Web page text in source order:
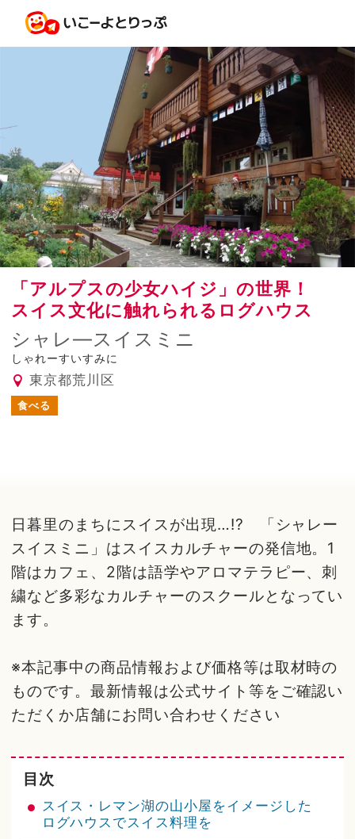
「アルプスの少女ハイジ」の世界！
スイス文化に触れられるログハウス
シャレ―スイスミニ
しゃれーすいすみに
東京都荒川区
食べる
日暮里のまちにスイスが出現…!? 「シャレー
スイスミニ」はスイスカルチャーの発信地。1
階はカフェ、2階は語学やアロマテラピー、刺
繍など多彩なカルチャーのスクールとなってい
ます。
※本記事中の商品情報および価格等は取材時の
ものです。最新情報は公式サイト等をご確認い
ただくか店舗にお問い合わせください
目次
スイス・レマン湖の山小屋をイメージした
ログハウスでスイス料理を